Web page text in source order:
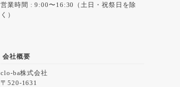
営業時間 : 9:00〜16:30（土日・祝祭日を除
く）
会社概要
clo-ba株式会社
520-1631